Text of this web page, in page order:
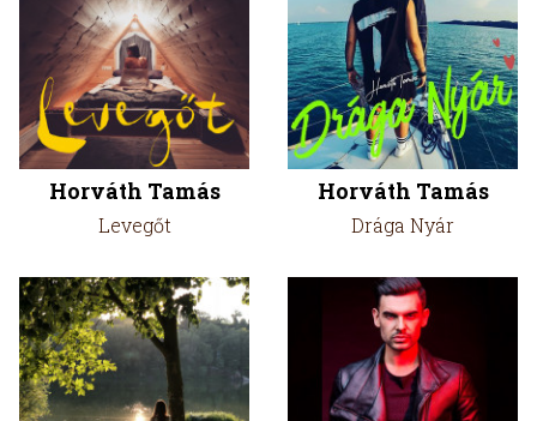
Horváth Tamás
Levegőt
Horváth Tamás
Drága Nyár